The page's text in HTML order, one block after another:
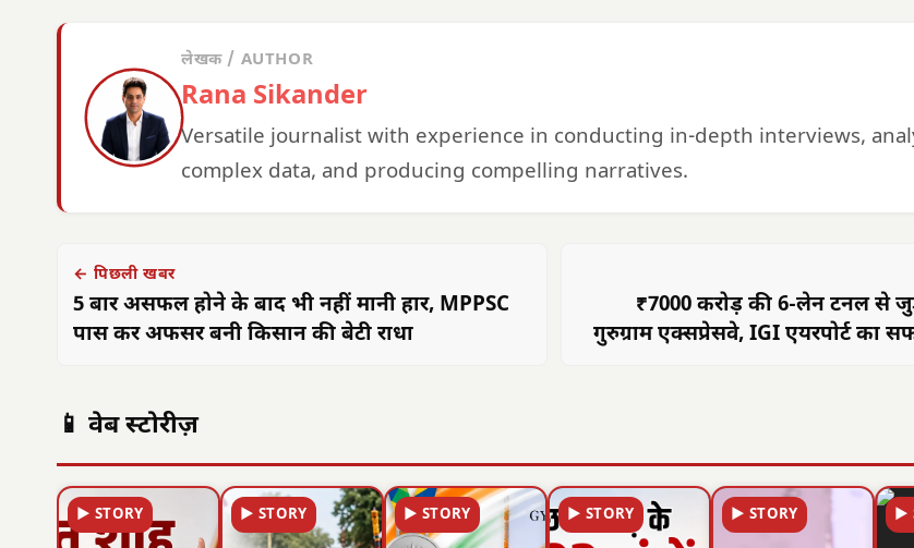
लेखक / AUTHOR
Rana Sikander
Versatile journalist with experience in conducting in-depth interviews,
complex data, and producing compelling narratives.
← पिछली खबर
5 बार असफल होने के बाद भी नहीं मानी हार, MPPSC
पास कर अफसर बनी किसान की बेटी राधा
₹7000 करोड़ की 6-लेन टनल से
गुरुग्राम एक्सप्रेसवे, IGI एयरपोर्ट का
📱 वेब स्टोरीज़
▶ STORY ▶ STORY ▶ STORY ▶ STORY ▶ STORY ▶